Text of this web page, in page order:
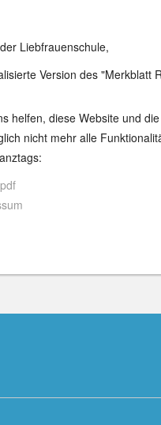
Liebfrauenschule,
Version des "Merkblatt
diese Website und
nicht mehr alle